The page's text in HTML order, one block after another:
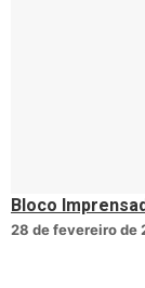
Bloco
28 de fevereiro de